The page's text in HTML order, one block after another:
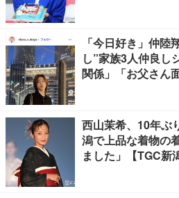
「今日好き」仲陸
し”家族3人仲良し
関係」「お父さん
西山茉希、10年ぶ
潟で上品な着物の
ました」【TGC新